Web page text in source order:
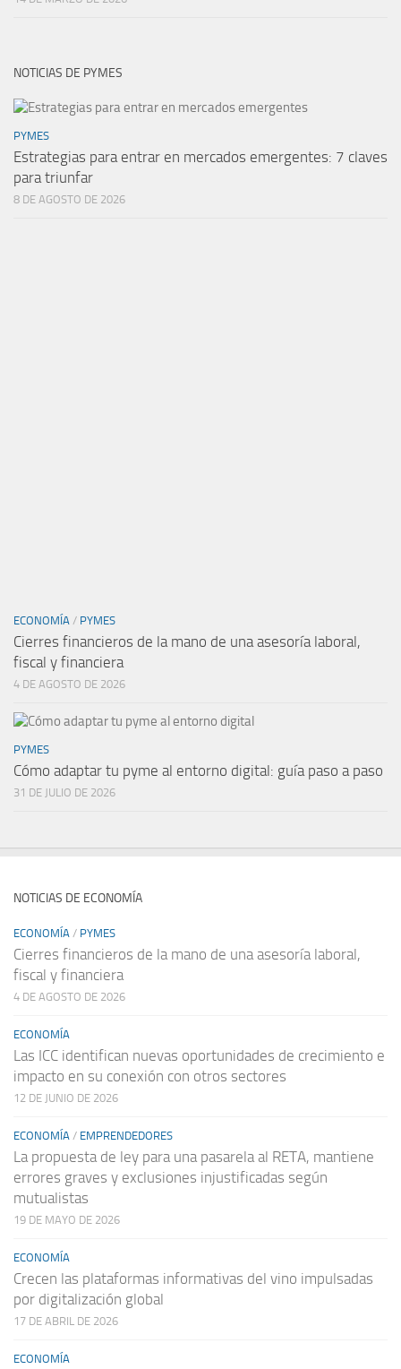
NOTICIAS DE PYMES
PYMES
Estrategias para entrar en mercados emergentes: 7 claves
para triunfar
8 DE AGOSTO DE 2026
ECONOMÍA / PYMES
Cierres financieros de la mano de una asesoría laboral,
fiscal y financiera
4 DE AGOSTO DE 2026
PYMES
Cómo adaptar tu pyme al entorno digital: guía paso a paso
31 DE JULIO DE 2026
NOTICIAS DE ECONOMÍA
ECONOMÍA / PYMES
Cierres financieros de la mano de una asesoría laboral,
fiscal y financiera
4 DE AGOSTO DE 2026
ECONOMÍA
Las ICC identifican nuevas oportunidades de crecimiento e
impacto en su conexión con otros sectores
12 DE JUNIO DE 2026
ECONOMÍA / EMPRENDEDORES
La propuesta de ley para una pasarela al RETA, mantiene
errores graves y exclusiones injustificadas según
mutualistas
19 DE MAYO DE 2026
ECONOMÍA
Crecen las plataformas informativas del vino impulsadas
por digitalización global
17 DE ABRIL DE 2026
ECONOMÍA